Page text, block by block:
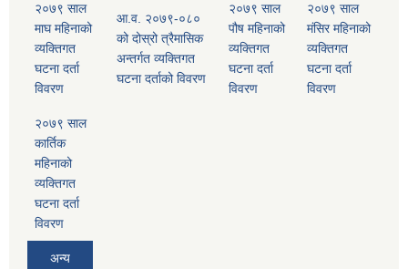
२०७९ साल
माघ महिनाको
व्यक्तिगत
घटना दर्ता
विवरण
आ.व. २०७९-०८०
को दोस्रो त्रैमासिक
अन्तर्गत व्यक्तिगत
घटना दर्ताको विवरण
२०७९ साल
पौष महिनाको
व्यक्तिगत
घटना दर्ता
विवरण
२०७९ साल
मंसिर महिनाको
व्यक्तिगत
घटना दर्ता
विवरण
२०७९ साल
कार्तिक
महिनाको
व्यक्तिगत
घटना दर्ता
विवरण
अन्य